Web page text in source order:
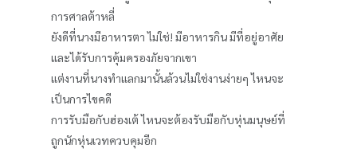
การศาลต้าหลี่
ยังดีที่นางมีอาหารตา ไม่ใช่! มีอาหารกิน มีที่อยู่อาศัย
และได้รับการคุ้มครองภัยจากเขา
แต่งานที่นางทำแลกมานั้นล้วนไม่ใช่งานง่ายๆ ไหนจะ
เป็นการไขคดี
การรับมือกับฮ่องเต้ ไหนจะต้องรับมือกับหุ่นมนุษย์ที่
ถูกนักหุ่นเวทควบคุมอีก